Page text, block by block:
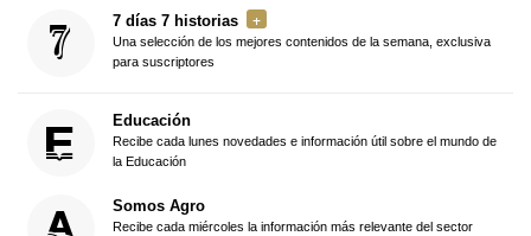
7 días 7 historias
Una selección de los mejores contenidos de la semana, exclusiva
para suscriptores
Educación
Recibe cada lunes novedades e información útil sobre el mundo de
la Educación
Somos Agro
Recibe cada miércoles la información más relevante del sector